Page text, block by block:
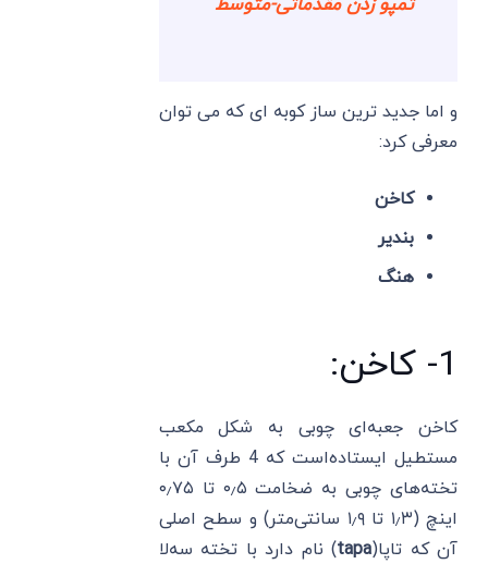
تمپو زدن مقدماتی-متوسط
و اما جدید ترین ساز کوبه ای که می توان
معرفی کرد:
کاخن
بندیر
هنگ
1- کاخن:
کاخن جعبه‌ای چوبی به شکل مکعب
مستطیل ایستاده‌است که 4 طرف آن با
تخته‌های چوبی به ضخامت ۰٫۵ تا ۰٫۷۵
اینچ (۱٫۳ تا ۱٫۹ سانتی‌متر) و سطح اصلی
آن که تاپا(tapa) نام دارد با تخته سه‌لا